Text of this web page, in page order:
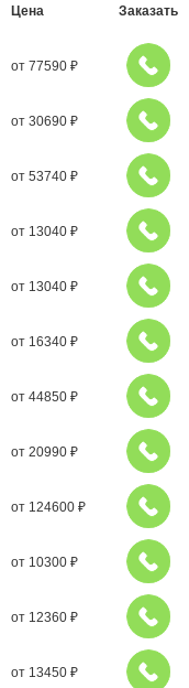
Цена Заказать
от 77590 ₽
от 30690 ₽
от 53740 ₽
от 13040 ₽
от 13040 ₽
от 16340 ₽
от 44850 ₽
от 20990 ₽
от 124600 ₽
от 10300 ₽
от 12360 ₽
от 13450 ₽